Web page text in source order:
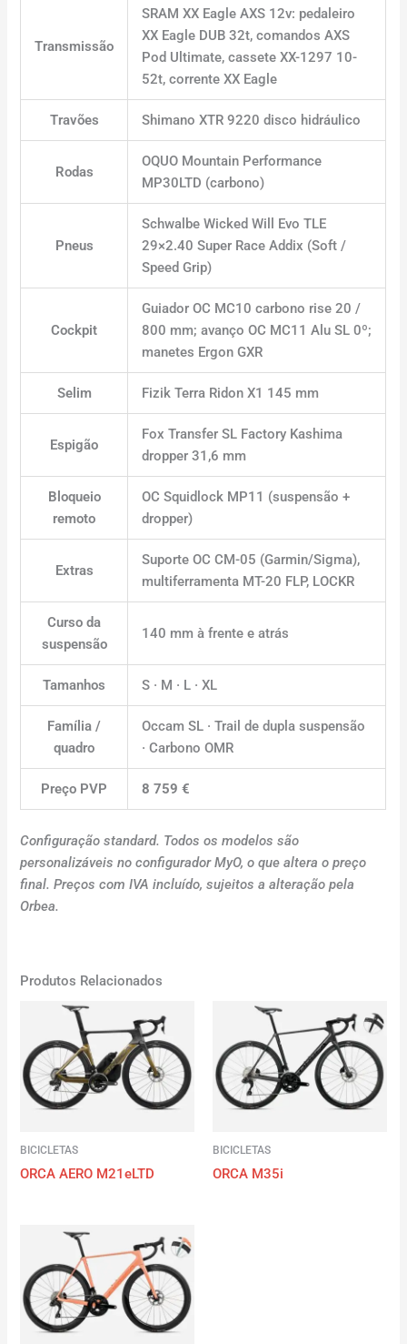
Transmissão
SRAM XX Eagle AXS 12v: pedaleiro
XX Eagle DUB 32t, comandos AXS
Pod Ultimate, cassete XX-1297 10-
52t, corrente XX Eagle
Travões Shimano XTR 9220 disco hidráulico
Rodas
OQUO Mountain Performance
MP30LTD (carbono)
Pneus
Schwalbe Wicked Will Evo TLE
29×2.40 Super Race Addix (Soft /
Speed Grip)
Cockpit
Guiador OC MC10 carbono rise 20 /
800 mm; avanço OC MC11 Alu SL 0º;
manetes Ergon GXR
Selim Fizik Terra Ridon X1 145 mm
Espigão
Fox Transfer SL Factory Kashima
dropper 31,6 mm
Bloqueio
remoto
OC Squidlock MP11 (suspensão +
dropper)
Extras
Suporte OC CM-05 (Garmin/Sigma),
multiferramenta MT-20 FLP, LOCKR
Curso da
suspensão
140 mm à frente e atrás
Tamanhos S · M · L · XL
Família /
quadro
Occam SL · Trail de dupla suspensão
· Carbono OMR
Preço PVP 8 759 €
Configuração standard. Todos os modelos são
personalizáveis no configurador MyO, o que altera o preço
final. Preços com IVA incluído, sujeitos a alteração pela
Orbea.
Produtos Relacionados
BICICLETAS
ORCA AERO M21eLTD
BICICLETAS
ORCA M35i